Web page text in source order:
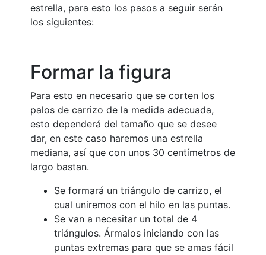
estrella, para esto los pasos a seguir serán
los siguientes:
Formar la figura
Para esto en necesario que se corten los
palos de carrizo de la medida adecuada,
esto dependerá del tamaño que se desee
dar, en este caso haremos una estrella
mediana, así que con unos 30 centímetros de
largo bastan.
Se formará un triángulo de carrizo, el
cual uniremos con el hilo en las puntas.
Se van a necesitar un total de 4
triángulos. Ármalos iniciando con las
puntas extremas para que se amas fácil